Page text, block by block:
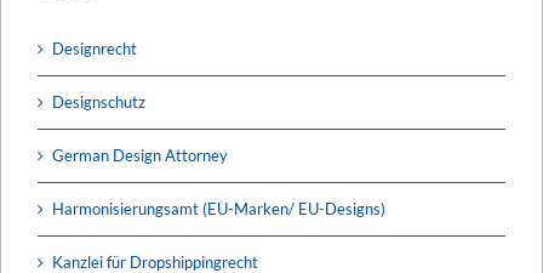
Designrecht
Designschutz
German Design Attorney
Harmonisierungsamt (EU-Marken/ EU-Designs)
Kanzlei für Dropshippingrecht